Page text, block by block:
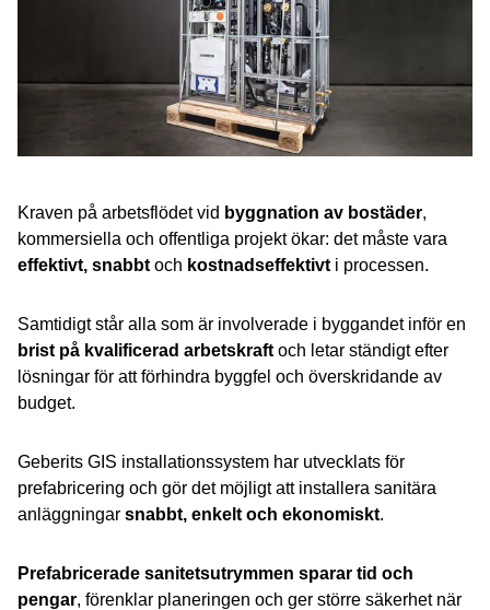
Kraven på arbetsflödet vid byggnation av bostäder,
kommersiella och offentliga projekt ökar: det måste vara
effektivt, snabbt och kostnadseffektivt i processen.
Samtidigt står alla som är involverade i byggandet inför en
brist på kvalificerad arbetskraft och letar ständigt efter
lösningar för att förhindra byggfel och överskridande av
budget.
Geberits GIS installationssystem har utvecklats för
prefabricering och gör det möjligt att installera sanitära
anläggningar snabbt, enkelt och ekonomiskt.
Prefabricerade sanitetsutrymmen sparar tid och
pengar, förenklar planeringen och ger större säkerhet när